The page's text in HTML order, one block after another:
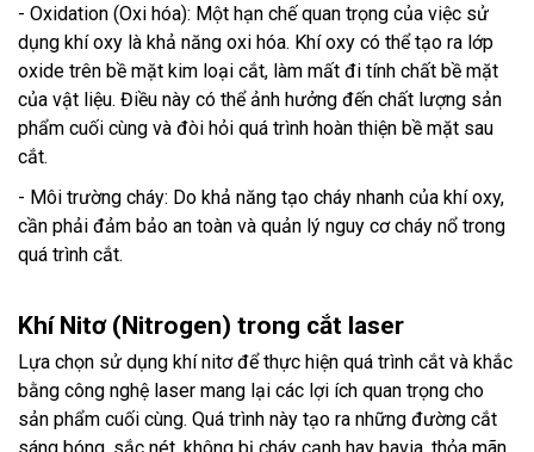
- Oxidation (Oxi hóa): Một hạn chế quan trọng của việc sử
dụng khí oxy là khả năng oxi hóa. Khí oxy có thể tạo ra lớp
oxide trên bề mặt kim loại cắt, làm mất đi tính chất bề mặt
của vật liệu. Điều này có thể ảnh hưởng đến chất lượng sản
phẩm cuối cùng và đòi hỏi quá trình hoàn thiện bề mặt sau
cắt.
- Môi trường cháy: Do khả năng tạo cháy nhanh của khí oxy,
cần phải đảm bảo an toàn và quản lý nguy cơ cháy nổ trong
quá trình cắt.
Khí Nitơ (Nitrogen) trong cắt laser
Lựa chọn sử dụng khí nitơ để thực hiện quá trình cắt và khắc
bằng công nghệ laser mang lại các lợi ích quan trọng cho
sản phẩm cuối cùng. Quá trình này tạo ra những đường cắt
sáng bóng, sắc nét, không bị cháy cạnh hay bavia, thỏa mãn